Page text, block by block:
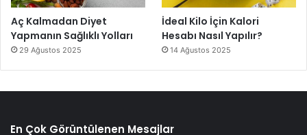
Aç Kalmadan Diyet
Yapmanın Sağlıklı Yolları
29 Ağustos 2025
İdeal Kilo İçin Kalori
Hesabı Nasıl Yapılır?
14 Ağustos 2025
En Çok Görüntülenen Mesajlar